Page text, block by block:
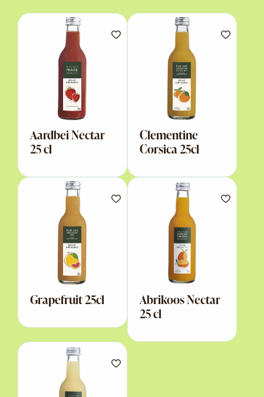
Aardbei Nectar
25 cl
Clementine
Corsica 25cl
Grapefruit 25cl
Abrikoos Nectar
25 cl